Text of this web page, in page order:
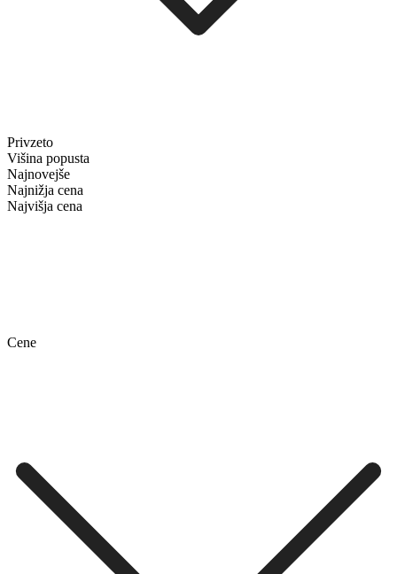
Privzeto
Višina popusta
Najnovejše
Najnižja cena
Najvišja cena
Cene